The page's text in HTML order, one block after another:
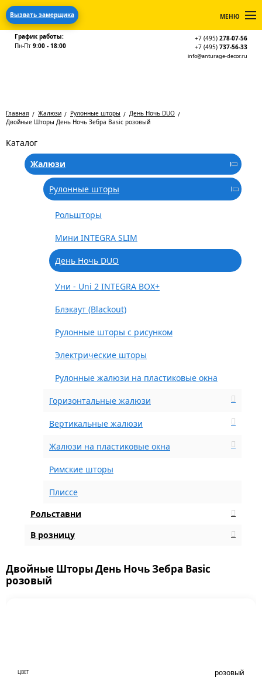
Вызвать замерщика МЕНЮ
График работы:
Пн-Пт 9:00 - 18:00
+7 (495) 278-07-56
+7 (495) 737-56-33
info@anturage-decor.ru
Главная Жалюзи Рулонные шторы
День Ночь DUO
Двойные Шторы День Ночь Зебра Basic розовый
Каталог
Жалюзи
Рулонные шторы
Рольшторы
Мини INTEGRA SLIM
День Ночь DUO
Уни - Uni 2 INTEGRA BOX+
Блэкаут (Blackout)
Рулонные шторы с рисунком
Электрические шторы
Рулонные жалюзи на пластиковые окна
Горизонтальные жалюзи
Вертикальные жалюзи
Жалюзи на пластиковые окна
Римские шторы
Плиссе
Рольставни
В розницу
Двойные Шторы День Ночь Зебра Basic
розовый
ЦВЕТ розовый